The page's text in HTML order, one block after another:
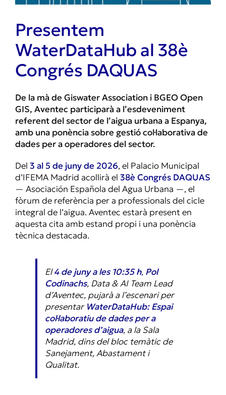
Presentem
WaterDataHub al 38è
Congrés DAQUAS
De la mà de Giswater Association i BGEO Open
GIS, Aventec participarà a l’esdeveniment
referent del sector de l’aigua urbana a Espanya,
amb una ponència sobre gestió col·laborativa de
dades per a operadores del sector.
Del 3 al 5 de juny de 2026, el Palacio Municipal
d’IFEMA Madrid acollirà el 38è Congrés DAQUAS
— Asociación Española del Agua Urbana —, el
fòrum de referència per a professionals del cicle
integral de l’aigua. Aventec estarà present en
aquesta cita amb estand propi i una ponència
tècnica destacada.
El4 de juny a les 10:35 h, Pol
Codinachs, Data & AI Team Lead
d’Aventec, pujarà a l’escenari per
presentar WaterDataHub: Espai
col·laboratiu de dades per a
operadores d’aigua, a la Sala
Madrid, dins del bloc temàtic de
Sanejament, Abastament i
Qualitat.